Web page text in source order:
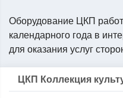
Оборудование ЦКП
календарного года в
для оказания услуг
ЦКП Коллекция
Информация о ЦКП КККП